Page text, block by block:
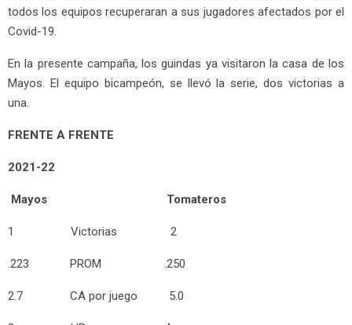
todos los equipos recuperaran a sus jugadores afectados por el
Covid-19.
En la presente campaña, los guindas ya visitaron la casa de los
Mayos. El equipo bicampeón, se llevó la serie, dos victorias a
una.
FRENTE A FRENTE
2021-22
Mayos Tomateros
1 Victorias 2
.223 PROM .250
2.7 CA por juego 5.0